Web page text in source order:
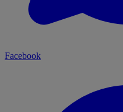
Facebook